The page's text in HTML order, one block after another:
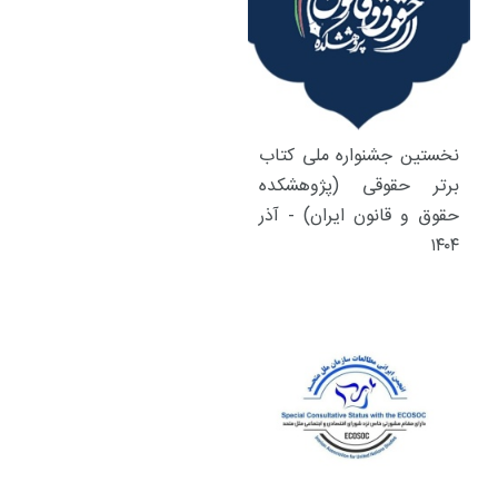
نخستین جشنواره ملی کتاب
برتر حقوقی (پژوهشکده
حقوق و قانون ایران) - آذر
۱۴۰۴